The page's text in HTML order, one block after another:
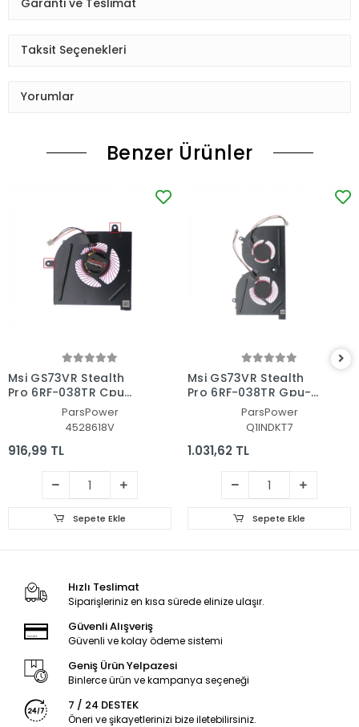
Garanti ve Teslimat
Taksit Seçenekleri
Yorumlar
Benzer Ürünler
Msi GS73VR Stealth
Pro 6RF-038TR Cpu
Fan - İşlemci Fanı
ParsPower
4528618V
916,99 TL
Sepete Ekle
Msi GS73VR Stealth
Pro 6RF-038TR Gpu-
Vga Fan - Ekran Kartı
ParsPower
Q1INDKT7
1.031,62 TL
Sepete Ekle
Hızlı Teslimat
Siparişleriniz en kısa sürede elinize ulaşır.
Güvenli Alışveriş
Güvenli ve kolay ödeme sistemi
Geniş Ürün Yelpazesi
Binlerce ürün ve kampanya seçeneği
7 / 24 DESTEK
Öneri ve şikayetlerinizi bize iletebilirsiniz.